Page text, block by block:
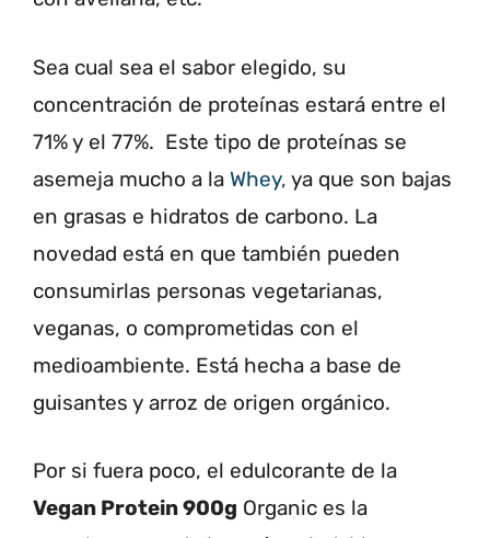
Sea cual sea el sabor elegido, su
concentración de proteínas estará entre el
71% y el 77%. Este tipo de proteínas se
asemeja mucho a la Whey, ya que son bajas
en grasas e hidratos de carbono. La
novedad está en que también pueden
consumirlas personas vegetarianas,
veganas, o comprometidas con el
medioambiente. Está hecha a base de
guisantes y arroz de origen orgánico.
Por si fuera poco, el edulcorante de la
Vegan Protein 900g Organic es la